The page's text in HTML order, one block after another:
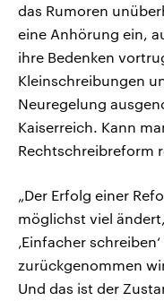
das Rumoren
eine Anhörung ein,
ihre Bedenken
Kleinschreibungen
Neuregelung
Kaiserreich. Kann
Rechtschreibreform
„Der Erfolg einer
möglichst viel
‚Einfacher
zurückgenommen
Und das ist der